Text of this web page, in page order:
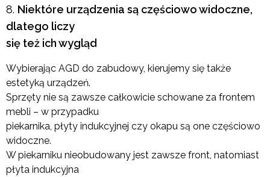
Niektóre urządzenia są częściowo widoczne,
dlatego liczy
się też ich wygląd
Wybierając AGD do zabudowy, kierujemy się także
estetyką urządzeń.
Sprzęty nie są zawsze całkowicie schowane za frontem
mebli – w przypadku
piekarnika, płyty indukcyjnej czy okapu są one częściowo
widoczne.
W piekarniku nieobudowany jest zawsze front, natomiast
płyta indukcyjna